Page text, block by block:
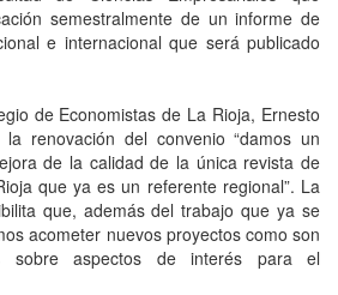
semestralmente de un informe de
e internacional que será publicado
de Economistas de La Rioja, Ernesto
la renovación del convenio “damos un
de la calidad de la única revista de
que ya es un referente regional”. La
que, además del trabajo que ya se
acometer nuevos proyectos como son
sobre aspectos de interés para el